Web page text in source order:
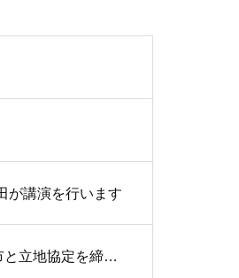
が講演を行います
株式会社プライムスタイル、AI活用型コンタクトセンターを高知県安芸市に設立～高知県・安芸市と立地協定を締結～